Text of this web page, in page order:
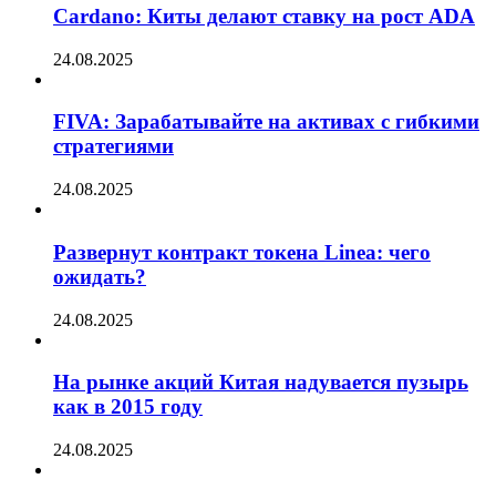
Cardano: Киты делают ставку на рост ADA
24.08.2025
FIVA: Зарабатывайте на активах с гибкими
стратегиями
24.08.2025
Развернут контракт токена Linea: чего
ожидать?
24.08.2025
На рынке акций Китая надувается пузырь
как в 2015 году
24.08.2025